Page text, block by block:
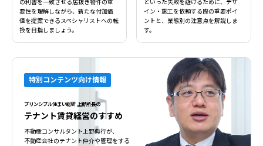
の利害を一致させる居抜き物件の重
要性を理解しながら、新たな付加価
値を提案できるスペシャリストへの転
換を目指しましょう。
といった失敗を避けるために、デザ
イン・施工を依頼する際の重要ポイ
ントと、業態別の注意点を解説しま
す。
特別コンテンツ向け情報
プリンシプル住まい総研 上野所長の
テナント賃貸経営のすすめ
不動産コンサルタント上野典行が、
不動産会社のテナント仲介や管理をする